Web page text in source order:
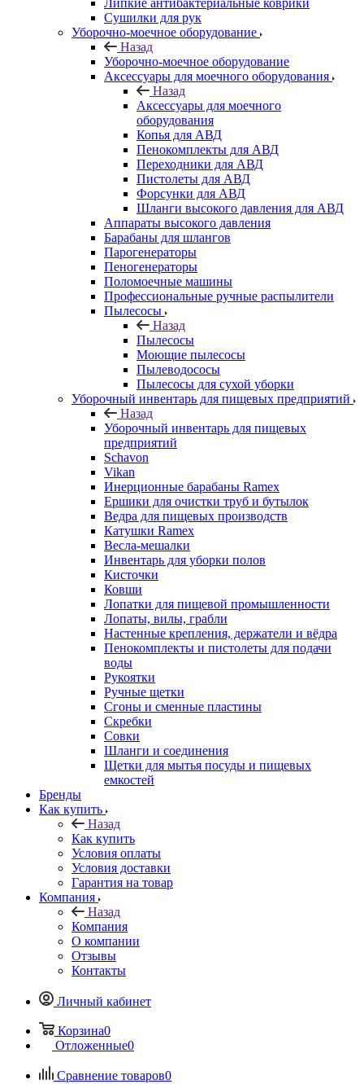
Липкие антибактериальные коврики
Сушилки для рук
Уборочно-моечное оборудование
Назад
Уборочно-моечное оборудование
Аксессуары для моечного оборудования
Назад
Аксессуары для моечного
оборудования
Копья для АВД
Пенокомплекты для АВД
Переходники для АВД
Пистолеты для АВД
Форсунки для АВД
Шланги высокого давления для АВД
Аппараты высокого давления
Барабаны для шлангов
Парогенераторы
Пеногенераторы
Поломоечные машины
Профессиональные ручные распылители
Пылесосы
Назад
Пылесосы
Моющие пылесосы
Пылеводососы
Пылесосы для сухой уборки
Уборочный инвентарь для пищевых предприятий
Назад
Уборочный инвентарь для пищевых
предприятий
Schavon
Vikan
Инерционные барабаны Ramex
Ершики для очистки труб и бутылок
Ведра для пищевых производств
Катушки Ramex
Весла-мешалки
Инвентарь для уборки полов
Кисточки
Ковши
Лопатки для пищевой промышленности
Лопаты, вилы, грабли
Настенные крепления, держатели и вёдра
Пенокомплекты и пистолеты для подачи
воды
Рукоятки
Ручные щетки
Сгоны и сменные пластины
Скребки
Совки
Шланги и соединения
Щетки для мытья посуды и пищевых
емкостей
Бренды
Как купить
Назад
Как купить
Условия оплаты
Условия доставки
Гарантия на товар
Компания
Назад
Компания
О компании
Отзывы
Контакты
Личный кабинет
Корзина0
Отложенные0
Сравнение товаров0